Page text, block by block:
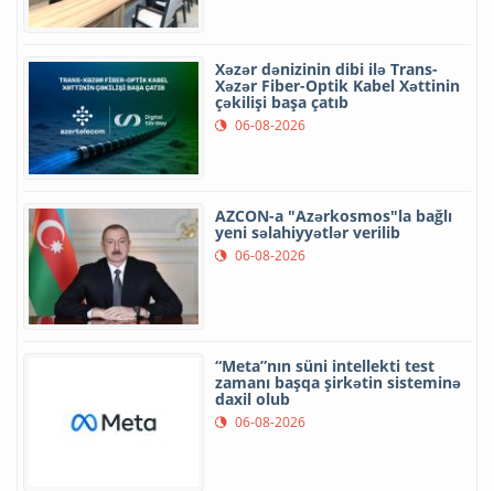
Xəzər dənizinin dibi ilə Trans-
Xəzər Fiber-Optik Kabel Xəttinin
çəkilişi başa çatıb
06-08-2026
AZCON-a "Azərkosmos"la bağlı
yeni səlahiyyətlər verilib
06-08-2026
“Meta”nın süni intellekti test
zamanı başqa şirkətin sisteminə
daxil olub
06-08-2026